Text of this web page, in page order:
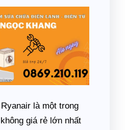
là một trong
giá rẻ lớn nhất